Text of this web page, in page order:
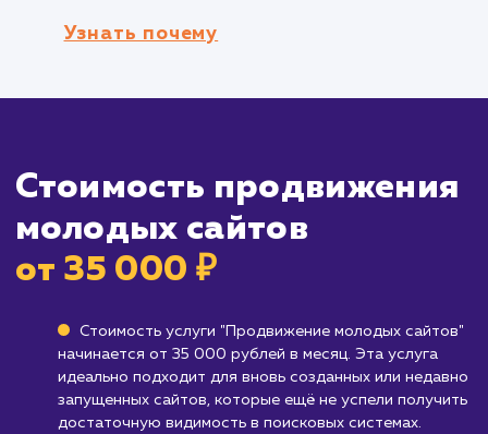
новый, этот продукт поможет вам
Устоявшимся сайтам
существует достаточно долго и имеет
стабильный органический трафик, вам,
по оптимизации SEO.
Брендам, не зависящим от веб-трафика
Если ваш бизнес-модель не ориентирована